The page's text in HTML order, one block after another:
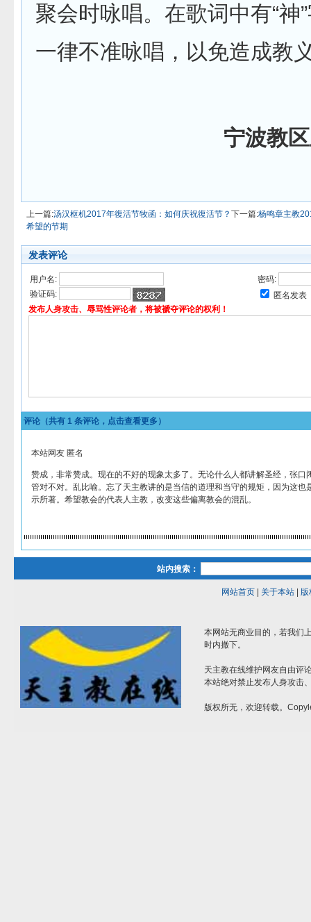
聚会时咏唱。在歌词中有“神
一律不准咏唱，以免造成教
宁波教
上一篇:汤汉枢机2017年復活节牧函：如何庆祝復活节？ 下一篇:杨鸣章主教
希望的节期
发表评论
用户名:
密码:
验证码:
匿名发表
发布人身攻击、辱骂性评论者，将被褫夺评论的权利！
评论（共有 1 条评论，点击查看更多）
本站网友 匿名
赞成，非常赞成。现在的不好的现象太多了。无论什么人都讲解圣经，张口
管对不对。乱比喻。忘了天主教讲的是当信的道理和当守的规矩，因为这也
示所著。希望教会的代表人主教，改变这些偏离教会的混乱。
站内搜索：
网站首页| 关于本站| 版
本网站无商业目的，若我们
时内撤下。
天主教在线维护网友自由评
本站绝对禁止发布人身攻击
版权所无，欢迎转载。